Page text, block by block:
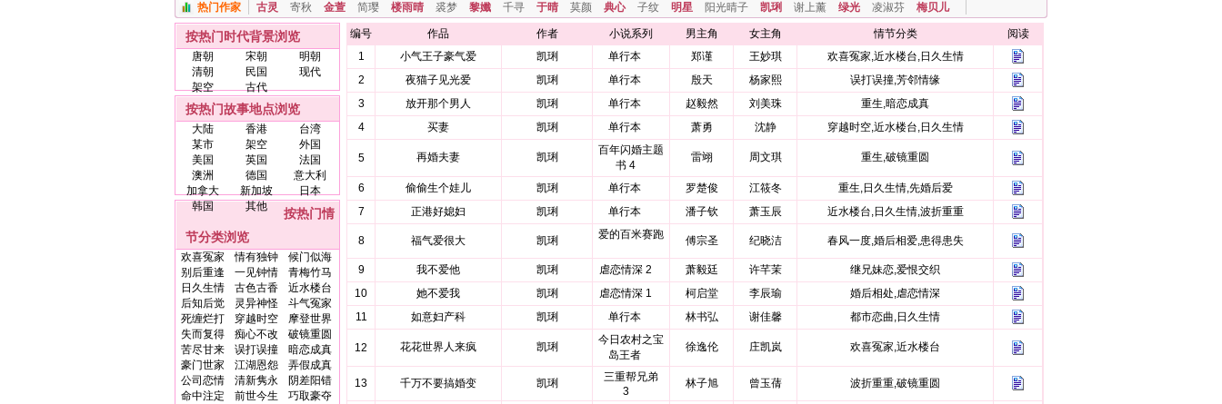
热门作家 古灵 寄秋 金萱 简璎 楼雨晴 裘梦 黎孅 千寻 于晴 莫颜 典心 子纹 明星 阳光晴子 凯琍 谢上薰 绿光 凌淑芬 梅贝儿
按热门时代背景浏览
唐朝 宋朝
明朝
清朝
民国
现代
架空
古代
按热门故事地点浏览
大陆 香港
台湾
某市
架空
外国
美国
英国
法国
澳洲
德国
意大利
加拿大
新加坡
日本
韩国
其他
按热门情
节分类浏览
欢喜冤家 情有独钟
候门似海
别后重逢
一见钟情
青梅竹马
日久生情
古色古香
近水楼台
后知后觉
灵异神怪
斗气冤家
死缠烂打
穿越时空
摩登世界
失而复得
痴心不改
破镜重圆
苦尽甘来
误打误撞
暗恋成真
豪门世家
江湖恩怨
弄假成真
公司恋情
清新隽永
阴差阳错
命中注定
前世今生
巧取豪夺
编号 作品 作者 小说系列 男主角 女主角 情节分类
阅读
1
小气王子豪气爱 凯琍 单行本 郑谨 王妙琪
欢喜冤家,近水楼台,日久生情
2
夜猫子见光爱 凯琍 单行本 殷天 杨家熙
误打误撞,芳邻情缘
3
放开那个男人 凯琍 单行本 赵毅然 刘美珠
重生,暗恋成真
4
买妻 凯琍 单行本 萧勇 沈静 穿越时空,近水楼台,日久生情
5 再婚夫妻 凯琍
百年闪婚主题
书 4
雷翊 周文琪 重生,破镜重圆
6 偷偷生个娃儿 凯琍 单行本 罗楚俊 江筱冬
重生,日久生情,先婚后爱
7
正港好媳妇 凯琍 单行本 潘子钦 萧玉辰 近水楼台,日久生情,波折重重
8 福气爱很大 凯琍 爱的百米赛跑 傅宗圣 纪晓洁 春风一度,婚后相爱,患得患失
9 我不爱他 凯琍 虐恋情深 2 萧毅廷 许芊茉
继兄妹恋,爱恨交织
10
她不爱我 凯琍 虐恋情深 1 柯启堂 李辰瑜
婚后相处,虐恋情深
11
如意妇产科 凯琍 单行本 林书弘 谢佳馨 都市恋曲,日久生情
12 花花世界人来疯 凯琍
今日农村之宝
岛王者
徐逸伦 庄凯岚 欢喜冤家,近水楼台
13 千万不要搞婚变 凯琍
三重帮兄弟
3
林子旭 曾玉蒨 波折重重,破镜重圆